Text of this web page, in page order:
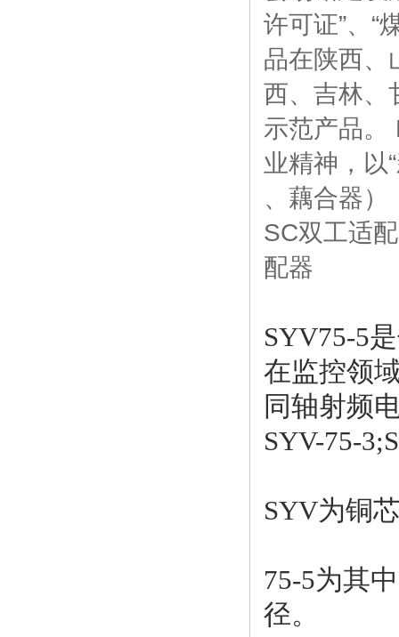
许可证”、“
品在陕西、
西、吉林、
示范产品。
业精神，以
、藕合器）
SC双工适
配器
SYV75-5
在监控领
同轴射频
SYV-75-
SYV为铜
75-5为其
径。